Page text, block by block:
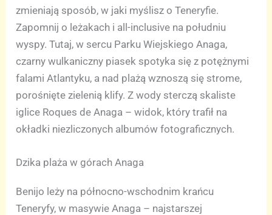
zmieniają sposób, w jaki myślisz o Teneryfie.
Zapomnij o leżakach i all-inclusive na południu
wyspy. Tutaj, w sercu Parku Wiejskiego Anaga,
czarny wulkaniczny piasek spotyka się z potężnymi
falami Atlantyku, a nad plażą wznoszą się strome,
porośnięte zielenią klify. Z wody sterczą skaliste
iglice Roques de Anaga – widok, który trafił na
okładki niezliczonych albumów fotograficznych.
Dzika plaża w górach Anaga
Benijo leży na północno-wschodnim krańcu
Teneryfy, w masywie Anaga – najstarszej